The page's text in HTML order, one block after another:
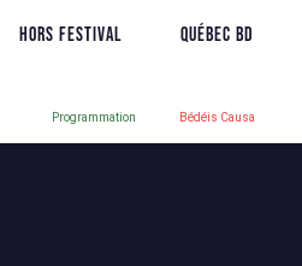
Hors Festival Québec BD
Programmation Bédéis Causa